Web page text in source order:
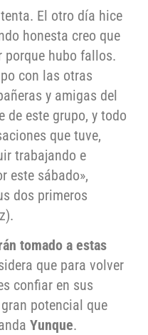
El otro día hice
honesta creo que
porque hubo fallos.
con las otras
y amigas del
de este grupo, y todo
que tuve,
trabajando e
este sábado»,
dos primeros
tomado a estas
que para volver
confiar en sus
potencial que
Yunque.